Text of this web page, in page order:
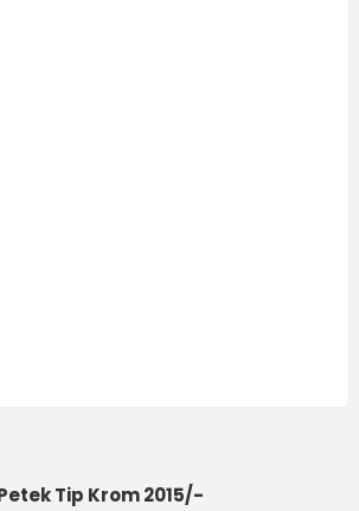
Tip Krom 2015/-